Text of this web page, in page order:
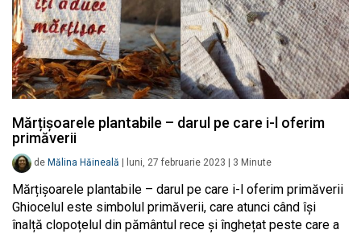
Mărțișoarele plantabile – darul pe care i-l oferim
primăverii
de Mălina Hăineală luni, 27 februarie 2023 3 Minute
Mărțișoarele plantabile – darul pe care i-l oferim primăverii
Ghiocelul este simbolul primăverii, care atunci când își
înalță clopoțelul din pământul rece și înghețat peste care a